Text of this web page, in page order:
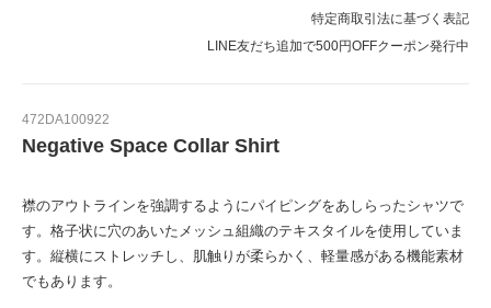
特定商取引法に基づく表記
LINE友だち追加で500円OFFクーポン発行中
472DA100922
Negative Space Collar Shirt
襟のアウトラインを強調するようにパイピングをあしらったシャツで
す。格子状に穴のあいたメッシュ組織のテキスタイルを使用していま
す。縦横にストレッチし、肌触りが柔らかく、軽量感がある機能素材
でもあります。